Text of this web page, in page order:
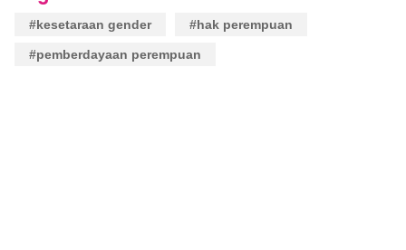
#kesetaraan gender #hak perempuan
#pemberdayaan perempuan